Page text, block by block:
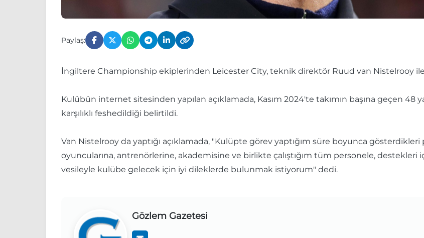
Paylaş:
İngiltere Championship ekiplerinden Leicester City, teknik direktör Ruud van Nistelrooy ile
Kulübün internet sitesinden yapılan açıklamada, Kasım 2024'te takımın başına geçen 48
karşılıklı feshedildiği belirtildi.
Van Nistelrooy da yaptığı açıklamada, "Kulüpte görev yaptığım süre boyunca
oyuncularına, antrenörlerine, akademisine ve birlikte çalıştığım tüm personele, destekleri
vesileyle kulübe gelecek için iyi dileklerde bulunmak istiyorum" dedi.
Gözlem Gazetesi